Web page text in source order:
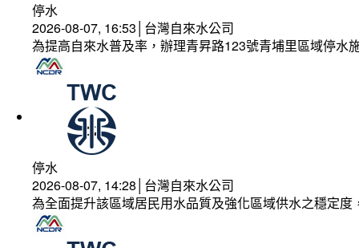
停水
2026-08-07, 16:53│台灣自來水公司
為提高自來水普及率，辦理青昇路123號青埔里區域停水
停水
2026-08-07, 14:28│台灣自來水公司
為全面提升該區域居民用水品質及強化區域供水之穩定